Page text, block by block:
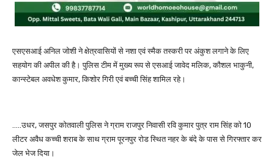
एसएसआई अनिल जोशी ने क्षेत्रवासियों से नशा एवं स्मैक तस्करी पर अंकुश लगाने के लिए
सहयोग की अपील की है। पुलिस टीम में मुख्य रूप से एसआई जावेद मलिक, कौशल भाकुनी,
कान्स्टेबल अवधेश कुमार, किशोर गिरी एवं बच्ची सिंह शामिल रहे।
…..उधर, जसपुर कोतवाली पुलिस ने ग्राम राजपुर निवासी रवि कुमार पुत्र राम सिंह को 10
लीटर अवैध कच्ची शराब के साथ ग्राम पूरनपुर रोड स्थित नहर के बंदे के पास से गिरफ्तार कर
जेल भेज दिया।